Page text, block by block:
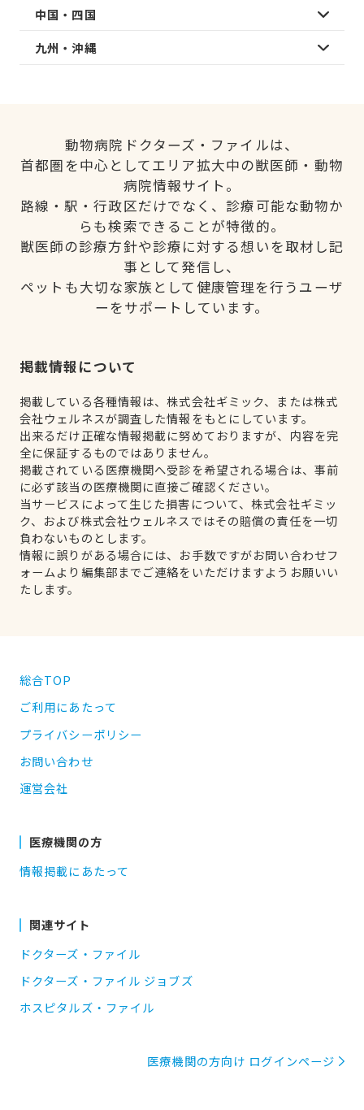
中国・四国
九州・沖縄
動物病院ドクターズ・ファイルは、
首都圏を中心としてエリア拡大中の獣医師・動物
病院情報サイト。
路線・駅・行政区だけでなく、診療可能な動物か
らも検索できることが特徴的。
獣医師の診療方針や診療に対する想いを取材し記
事として発信し、
ペットも大切な家族として健康管理を行うユーザ
ーをサポートしています。
掲載情報について
掲載している各種情報は、株式会社ギミック、または株式
会社ウェルネスが調査した情報をもとにしています。
出来るだけ正確な情報掲載に努めておりますが、内容を完
全に保証するものではありません。
掲載されている医療機関へ受診を希望される場合は、事前
に必ず該当の医療機関に直接ご確認ください。
当サービスによって生じた損害について、株式会社ギミッ
ク、および株式会社ウェルネスではその賠償の責任を一切
負わないものとします。
情報に誤りがある場合には、お手数ですがお問い合わせフ
ォームより編集部までご連絡をいただけますようお願いい
たします。
総合TOP
ご利用にあたって
プライバシーポリシー
お問い合わせ
運営会社
医療機関の方
情報掲載にあたって
関連サイト
ドクターズ・ファイル
ドクターズ・ファイル ジョブズ
ホスピタルズ・ファイル
医療機関の方向け ログインページ